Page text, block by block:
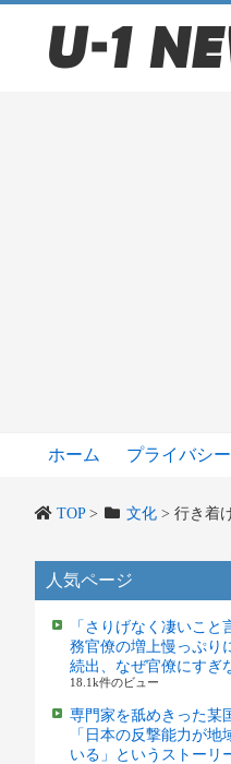
ホーム プライバシ
TOP> 文化> 行き着
人気ページ
「さりげなく凄いこ
務官僚の増上慢っぷり
続出、なぜ官僚にす
18.1k件のビュー
専門家を舐めきった某
「日本の反撃能力が
いる」というストーリ